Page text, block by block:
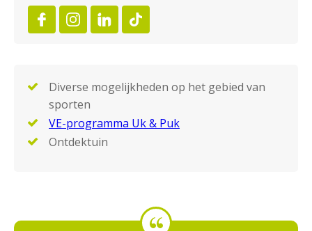
Diverse mogelijkheden op het gebied van
sporten
VE-programma Uk & Puk
Ontdektuin